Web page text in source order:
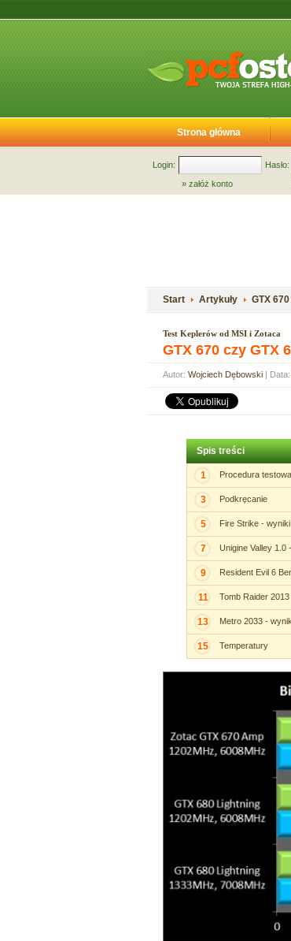
Strona główna
Login:
Hasło:
» załóż konto
Start Artykuły GTX
Test Keplerów od MSI i Zotaca
GTX 670 czy GTX
Autor: Wojciech Dębowski | Data:
Spis treści
1 Procedura testowa
3 Podkręcanie
5 Fire Strike - wyniki
7 Unigine Valley 1.0
9 Resident Evil 6
11 Tomb Raider
13 Metro 2033 -
15 Temperatury